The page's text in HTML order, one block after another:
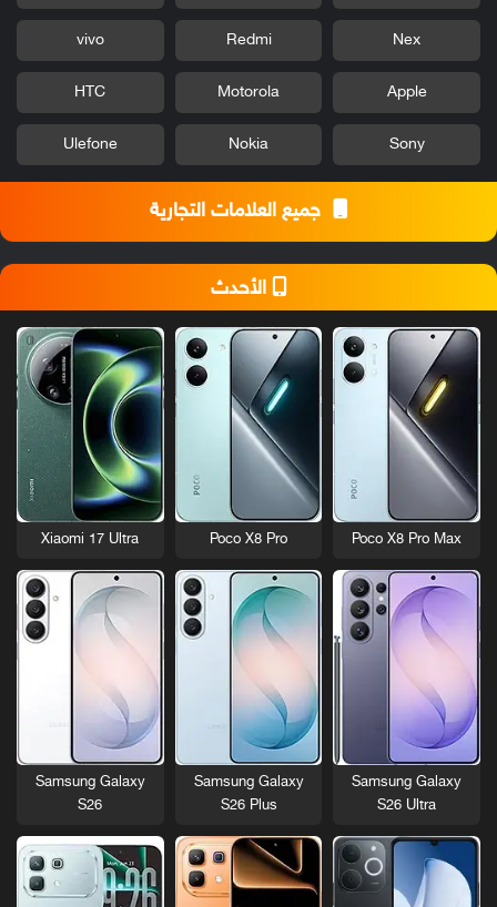
Nex
Redmi
vivo
Apple
Motorola
HTC
Sony
Nokia
Ulefone
جميع العلامات التجارية
الأحدث
Poco X8 Pro Max
Poco X8 Pro
Xiaomi 17 Ultra
Samsung Galaxy
S26 Ultra
Samsung Galaxy
S26 Plus
Samsung Galaxy
S26